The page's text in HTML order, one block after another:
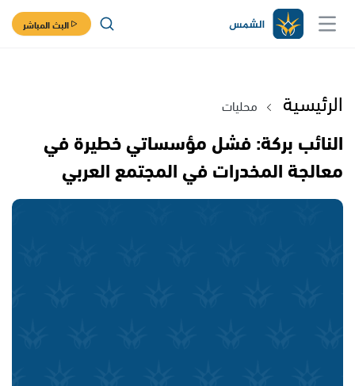
البث المباشر
الرئيسية محليات
النائب بركة: فشل مؤسساتي خطيرة في
معالجة المخدرات في المجتمع العربي